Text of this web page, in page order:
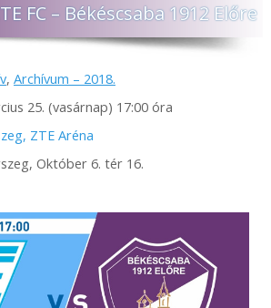
FC – Békéscsaba 1912 Előre
, Archívum – 2018.
25. (vasárnap) 17:00 óra
ZTE Aréna
Október 6. tér 16.